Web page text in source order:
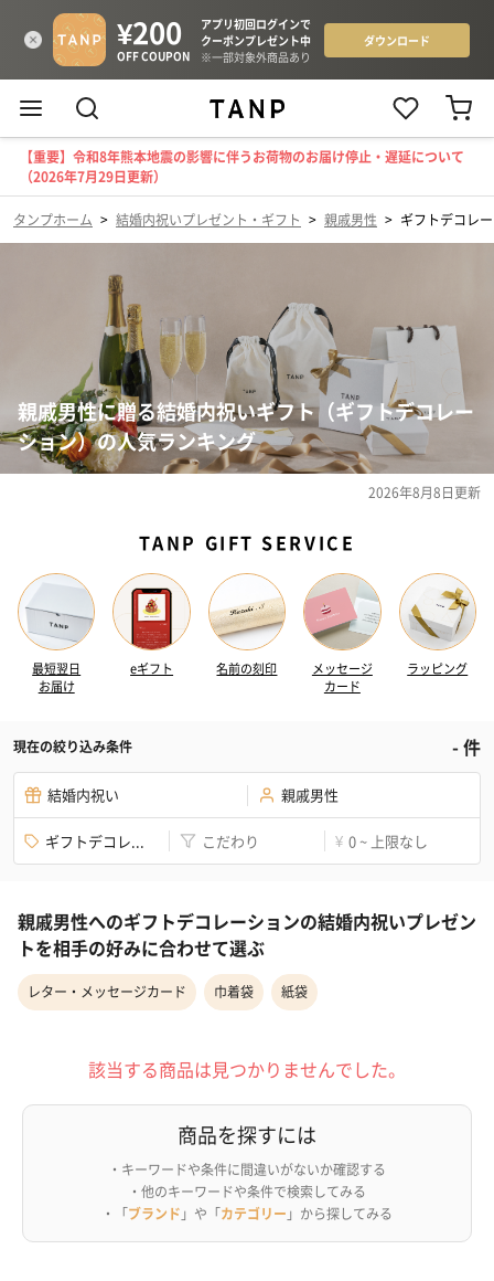
【重要】令和8年熊本地震の影響に伴うお荷物のお届け停止・遅延について
（2026年7月29日更新）
タンプホーム > 結婚内祝いプレゼント・ギフト > 親戚男性 > ギフトデコレ
親戚男性に贈る結婚内祝いギフト（ギフトデコレー
ション）の人気ランキング
2026年8月8日更新
TANP GIFT SERVICE
最短翌日
お届け
eギフト 名前の刻印
メッセージ
カード
ラッピング
現在の絞り込み条件 -件
結婚内祝い 親戚男性
ギフトデコレ... こだわり ¥ 0 ~ 上限なし
親戚男性へのギフトデコレーションの結婚内祝いプレゼン
トを相手の好みに合わせて選ぶ
レター・メッセージカード 巾着袋 紙袋
該当する商品は見つかりませんでした。
商品を探すには
・キーワードや条件に間違いがないか確認する
・他のキーワードや条件で検索してみる
・「ブランド 」や「カテゴリー 」から探してみる